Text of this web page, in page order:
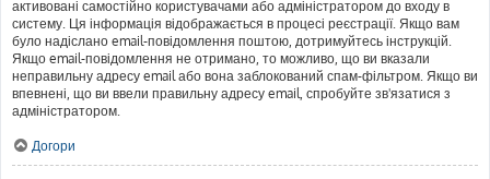
активовані самостійно користувачами або адміністратором до входу в
систему. Ця інформація відображається в процесі реєстрації. Якщо вам
було надіслано email-повідомлення поштою, дотримуйтесь інструкцій.
Якщо email-повідомлення не отримано, то можливо, що ви вказали
неправильну адресу email або вона заблокований спам-фільтром. Якщо ви
впевнені, що ви ввели правильну адресу email, спробуйте зв'язатися з
адміністратором.
Догори